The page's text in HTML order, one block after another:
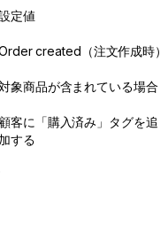
定値
created（注文作成時）
象商品が含まれている場合
顧客に「購入済み」タグを追
加する